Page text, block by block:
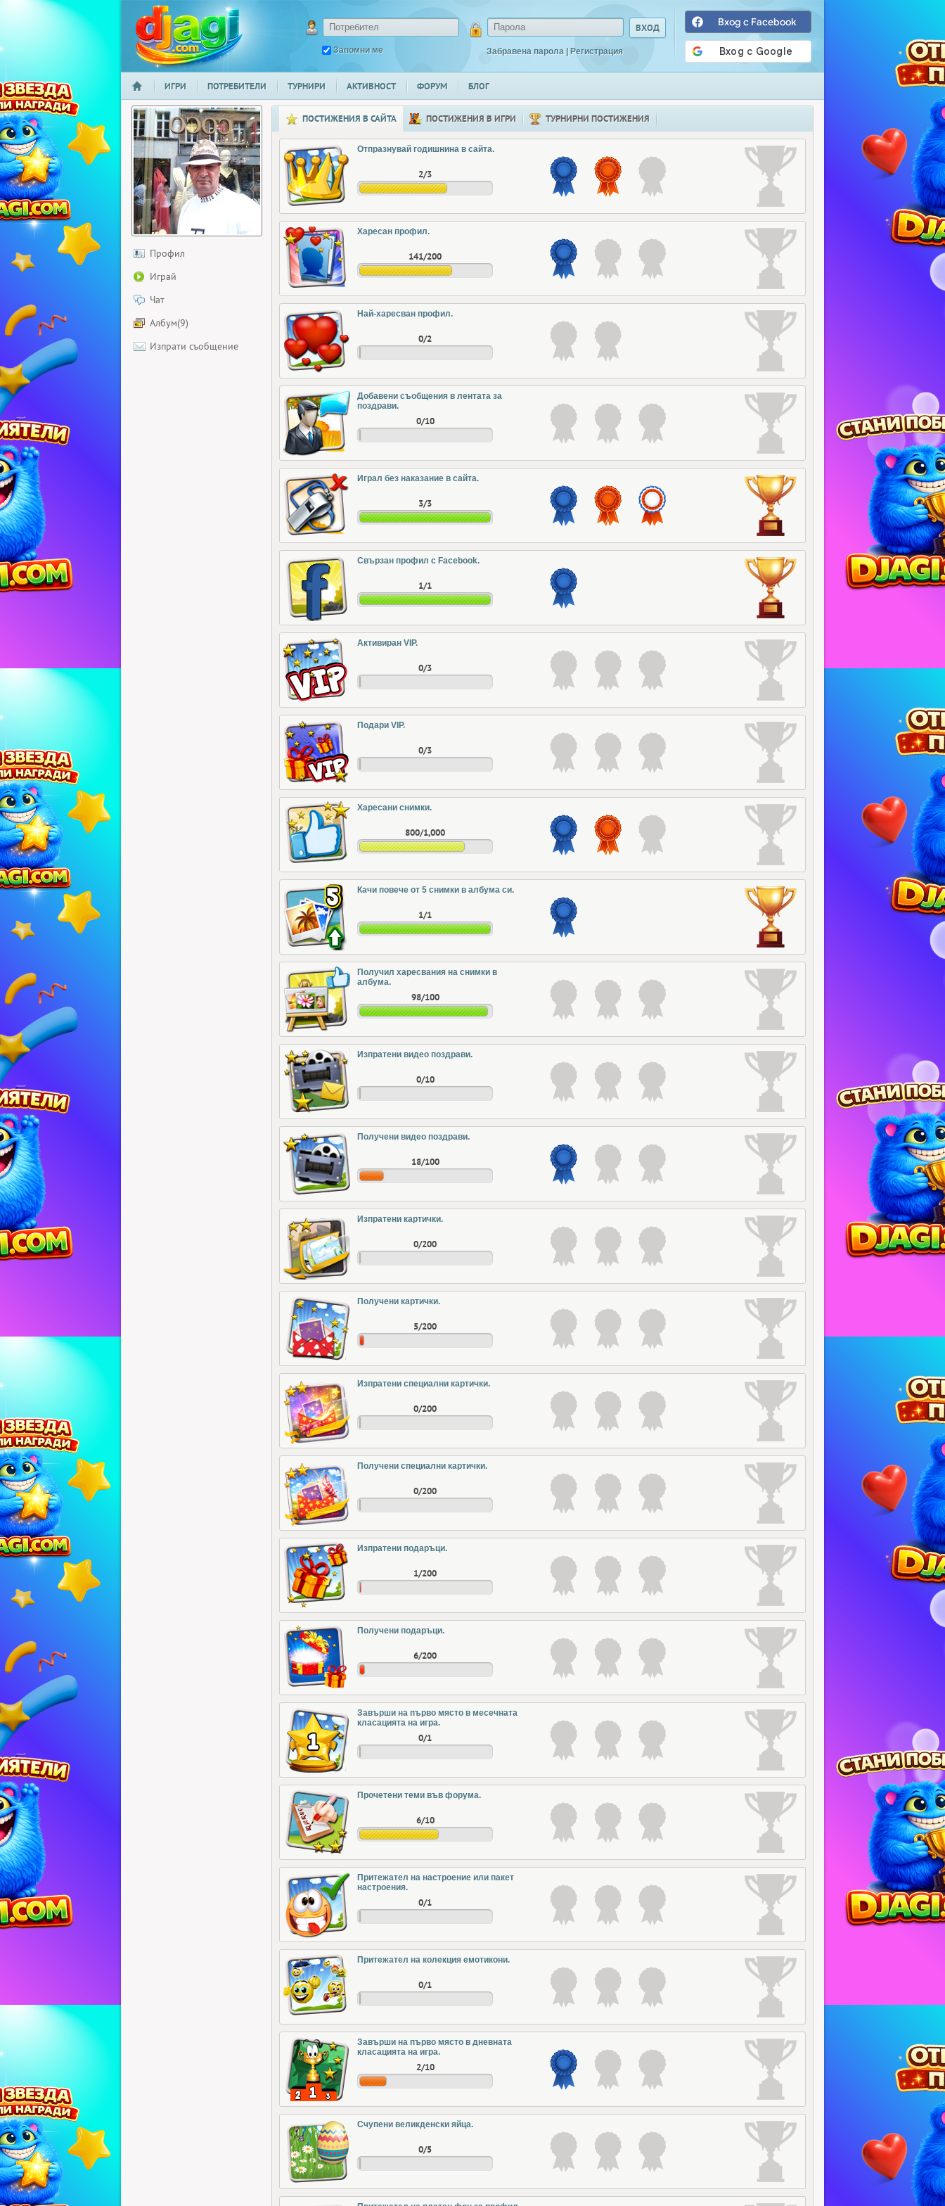
djagi.com
Запомни ме Забравена парола | Регистрация
Вход с Facebook
НАЧАЛО
ИГРИ ПОТРЕБИТЕЛИ ТУРНИРИ АКТИВНОСТ ФОРУМ БЛОГ
Профил
Играй
Чат
Албум(9)
Изпрати съобщение
ПОСТИЖЕНИЯ В САЙТА ПОСТИЖЕНИЯ В ИГРИ ТУРНИРНИ ПОСТИЖЕНИЯ
Отпразнувай годишнина в сайта.
2/3
Харесан профил.
141/200
Най-харесван профил.
0/2
Добавени съобщения в лентата за
поздрави.
0/10
Играл без наказание в сайта.
3/3
Свързан профил с Facebook.
1/1
Активиран VIP.
0/3
Подари VIP.
0/3
Харесани снимки.
800/1,000
Качи повече от 5 снимки в албума си.
1/1
Получил харесвания на снимки в
албума.
98/100
Изпратени видео поздрави.
0/10
Получени видео поздрави.
18/100
Изпратени картички.
0/200
Получени картички.
5/200
Изпратени специални картички.
0/200
Получени специални картички.
0/200
Изпратени подаръци.
1/200
Получени подаръци.
6/200
Завърши на първо място в месечната
класацията на игра.
0/1
Прочетени теми във форума.
6/10
Притежател на настроение или пакет
настроения.
0/1
Притежател на колекция емотикони.
0/1
Завърши на първо място в дневната
класацията на игра.
2/10
Счупени великденски яйца.
0/5